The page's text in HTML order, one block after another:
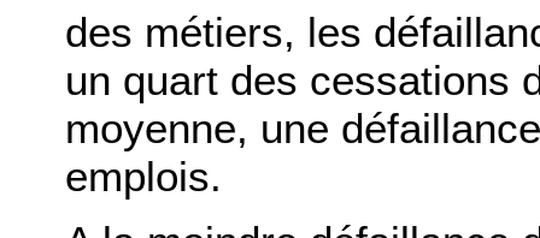
des métiers, les
un quart des cessations
moyenne, une
emplois.